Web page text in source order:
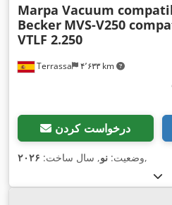
Terrassa ۴٬۶۳۳ km
Marpa Vacuum
Becker MVS-V250
VTLF 2.250
درخواست کردن
وضعیت: نو, سال ساخت: ۲۰۲۶ ,